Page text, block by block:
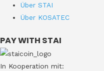
Über STAI
Über KOSATEC
PAY WITH STAI
In Kooperation mit: